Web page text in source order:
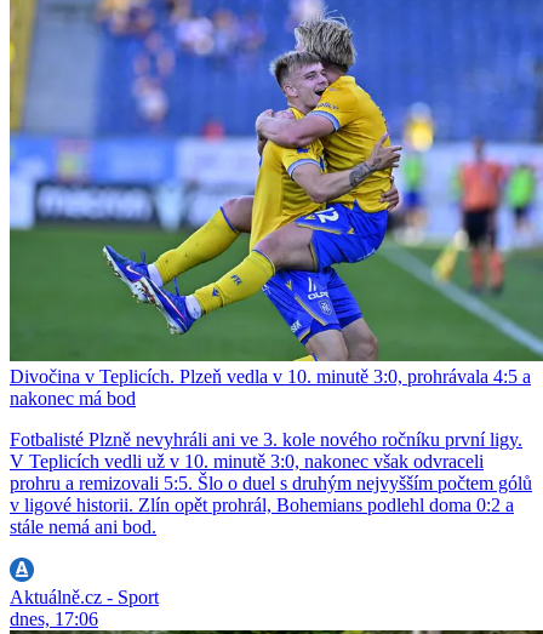
Divočina v Teplicích. Plzeň vedla v 10. minutě 3:0, prohrávala 4:5 a
nakonec má bod
Fotbalisté Plzně nevyhráli ani ve 3. kole nového ročníku první ligy.
V Teplicích vedli už v 10. minutě 3:0, nakonec však odvraceli
prohru a remizovali 5:5. Šlo o duel s druhým nejvyšším počtem gólů
v ligové historii. Zlín opět prohrál, Bohemians podlehl doma 0:2 a
stále nemá ani bod.
Aktuálně.cz - Sport
dnes, 17:06